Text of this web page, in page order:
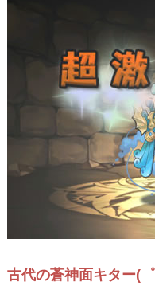
古代の蒼神面キター(